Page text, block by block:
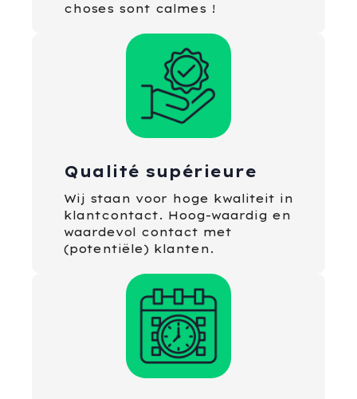
choses sont calmes !
Qualité supérieure
Wij staan voor hoge kwaliteit in
klantcontact. Hoog-waardig en
waardevol contact met
(potentiële) klanten.